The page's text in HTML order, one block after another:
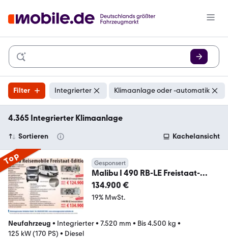
Filter Integrierter Klimaanlage oder -automatik
4.365 Integrierter Klimaanlage
Sortieren Kachelansicht
Top Gesponsert
Malibu I 490 RB-LE Freistaat-
Edition
134.900 €
19% MwSt.
Neufahrzeug • Integrierter• 7.520 mm • Bis 4.500 kg •
125 kW (170 PS) • Diesel